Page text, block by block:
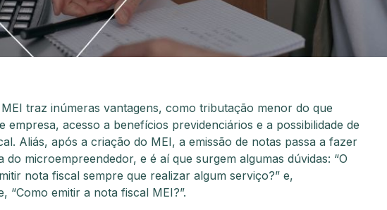
traz inúmeras vantagens, como tributação menor do que
empresa, acesso a benefícios previdenciários e a possibilidade de
Aliás, após a criação do MEI, a emissão de notas passa a fazer
do microempreendedor, e é aí que surgem algumas dúvidas: “O
nota fiscal sempre que realizar algum serviço?” e,
“Como emitir a nota fiscal MEI?”.